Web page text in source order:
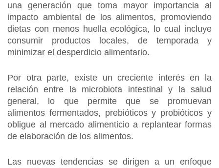
una generación que toma mayor importancia al
impacto ambiental de los alimentos, promoviendo
dietas con menos huella ecológica, lo cual incluye
consumir productos locales, de temporada y
minimizar el desperdicio alimentario.
Por otra parte, existe un creciente interés en la
relación entre la microbiota intestinal y la salud
general, lo que permite que se promuevan
alimentos fermentados, prebióticos y probióticos y
obligue al mercado alimenticio a replantear formas
de elaboración de los alimentos.
Las nuevas tendencias se dirigen a un enfoque